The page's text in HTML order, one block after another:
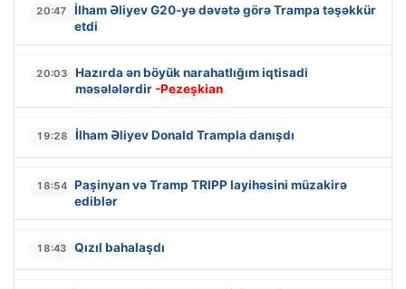
20:47
İlham Əliyev G20-yə dəvətə görə Trampa təşəkkür
etdi
20:03
Hazırda ən böyük narahatlığım iqtisadi
məsələlərdir -Pezeşkian
19:28 İlham Əliyev Donald Trampla danışdı
18:54 Paşinyan və Tramp TRIPP layihəsini müzakirə
ediblər
18:43 Qızıl bahalaşdı